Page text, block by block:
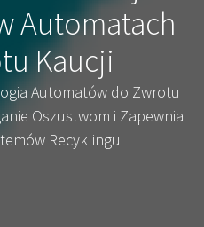
Automatach
Kaucji
Automatów do Zwrotu
Oszustwom i Zapewnia
Recyklingu